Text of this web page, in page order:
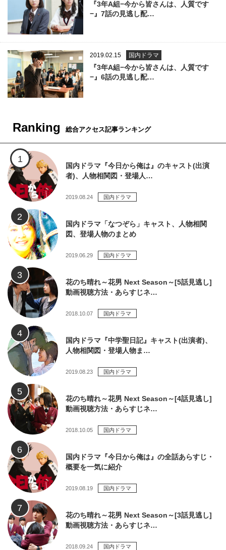
『3年A組−今から皆さんは、人質です
−』7話の見逃し配…
2019.02.15 国内ドラマ
『3年A組−今から皆さんは、人質です
−』6話の見逃し配…
Ranking 総合アクセス記事ランキング
国内ドラマ『今日から俺は』のキャスト(出演
者)、人物相関図・登場人…
2019.08.24 国内ドラマ
国内ドラマ「なつぞら」キャスト、人物相関
図、登場人物のまとめ
2019.06.29 国内ドラマ
花のち晴れ～花男 Next Season～[5話見逃し]
動画視聴方法・あらすじネ…
2018.10.07 国内ドラマ
国内ドラマ『中学聖日記』キャスト(出演者)、
人物相関図・登場人物ま…
2019.08.23 国内ドラマ
花のち晴れ～花男 Next Season～[4話見逃し]
動画視聴方法・あらすじネ…
2018.10.05 国内ドラマ
国内ドラマ『今日から俺は』の全話あらすじ・
概要を一気に紹介
2019.08.19 国内ドラマ
花のち晴れ～花男 Next Season～[3話見逃し]
動画視聴方法・あらすじネ…
2018.09.24 国内ドラマ